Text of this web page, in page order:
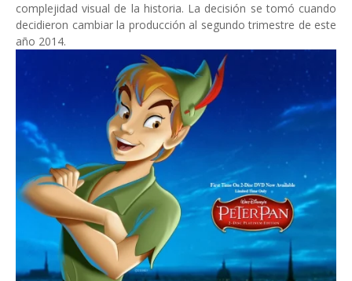
complejidad visual de la historia. La decisión se tomó cuando
decidieron cambiar la producción al segundo trimestre de este
año 2014.